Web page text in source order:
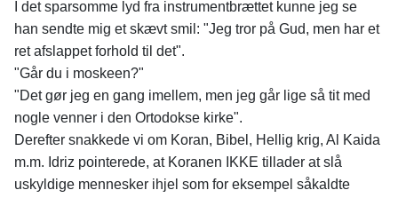
I det sparsomme lyd fra instrumentbrættet kunne jeg se
han sendte mig et skævt smil: "Jeg tror på Gud, men har et
ret afslappet forhold til det".
"Går du i moskeen?"
"Det gør jeg en gang imellem, men jeg går lige så tit med
nogle venner i den Ortodokse kirke".
Derefter snakkede vi om Koran, Bibel, Hellig krig, Al Kaida
m.m. Idriz pointerede, at Koranen IKKE tillader at slå
uskyldige mennesker ihjel som for eksempel såkaldte